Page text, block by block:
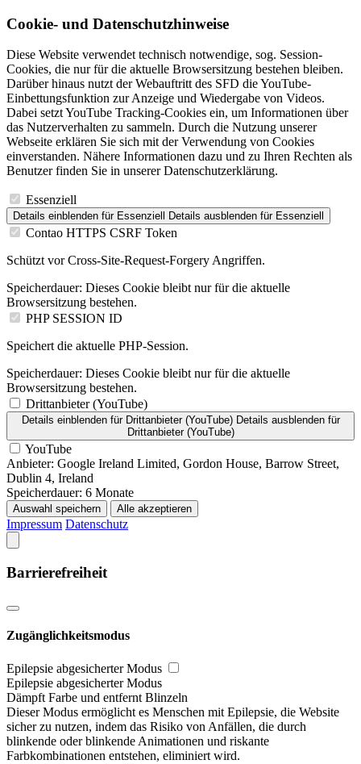
Cookie- und Datenschutzhinweise
Diese Website verwendet technisch notwendige, sog. Session-
Cookies, die nur für die aktuelle Browsersitzung bestehen bleiben.
Darüber hinaus nutzt der Webauftritt des SFD die YouTube-
Einbettungsfunktion zur Anzeige und Wiedergabe von Videos.
Dabei setzt YouTube Tracking-Cookies ein, um Informationen über
das Nutzerverhalten zu sammeln. Durch die Nutzung unserer
Webseite erklären Sie sich mit der Verwendung von Cookies
einverstanden. Nähere Informationen dazu und zu Ihren Rechten als
Benutzer finden Sie in unserer Datenschutzerklärung.
Essenziell
Details einblenden für Essenziell Details ausblenden für Essenziell
Contao HTTPS CSRF Token
Schützt vor Cross-Site-Request-Forgery Angriffen.
Speicherdauer: Dieses Cookie bleibt nur für die aktuelle
Browsersitzung bestehen.
PHP SESSION ID
Speichert die aktuelle PHP-Session.
Speicherdauer: Dieses Cookie bleibt nur für die aktuelle
Browsersitzung bestehen.
Drittanbieter (YouTube)
Details einblendenfür Drittanbieter (YouTube) Details ausblendenfür
Drittanbieter (YouTube)
YouTube
Anbieter: Google Ireland Limited, Gordon House, Barrow Street,
Dublin 4, Ireland
Speicherdauer: 6 Monate
Auswahl speichern Alle akzeptieren
Impressum Datenschutz
Barrierefreiheit
Zugänglichkeitsmodus
Epilepsie abgesicherter Modus
Epilepsie abgesicherter Modus
Dämpft Farbe und entfernt Blinzeln
Dieser Modus ermöglicht es Menschen mit Epilepsie, die Website
sicher zu nutzen, indem das Risiko von Anfällen, die durch
blinkende oder blinkende Animationen und riskante
Farbkombinationen entstehen, eliminiert wird.